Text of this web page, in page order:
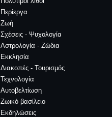
Περίεργα
Ζωή
Σχέσεις - Ψυχολογία
Αστρολογία - Ζώδια
Εκκλησία
Διακοπές - Τουρισμός
Τεχνολογία
Αυτοβελτίωση
Ζωικό βασίλειο
Εκδηλώσεις